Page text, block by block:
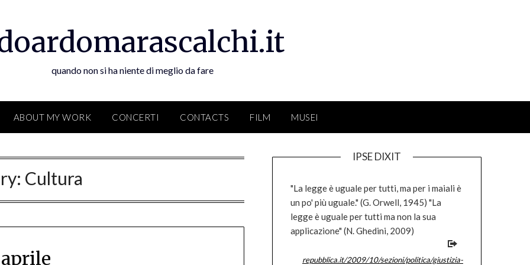
quando non si ha niente di meglio da fare
ABOUT MY WORK CONCERTI CONTACTS FILM MUSEI
Cultura
IPSE DIXIT
"La legge è uguale per tutti, ma per i maiali è
un po' più uguale." (G. Orwell, 1945) "La
legge è uguale per tutti ma non la sua
applicazione" (N. Ghedini, 2009)
repubblica.it/2009/10/sezioni/politica/giustizia-